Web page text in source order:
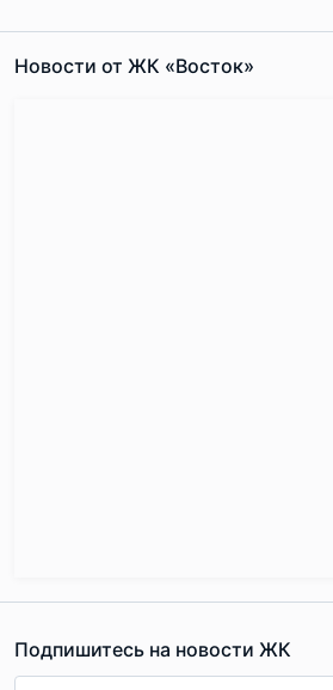
Новости от ЖК «Восток»
Подпишитесь на новости ЖК